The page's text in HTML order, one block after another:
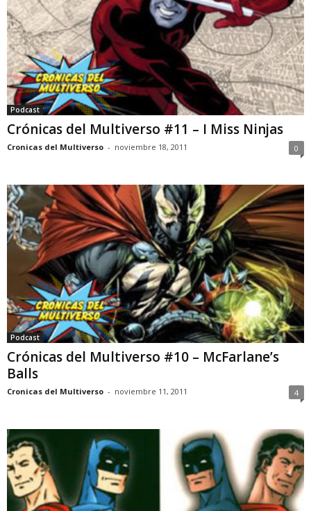
Podcast
Crónicas del Multiverso #11 – I Miss Ninjas
Cronicas del Multiverso - noviembre 18, 2011 0
Podcast
Crónicas del Multiverso #10 – McFarlane’s
Balls
Cronicas del Multiverso - noviembre 11, 2011 4